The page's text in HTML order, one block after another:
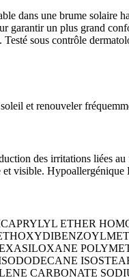
dans une brume solaire
garantir un plus grand
sous contrôle
et renouveler
des irritations liées
visible. Hypoallergénique
ETHER
CARBONATE